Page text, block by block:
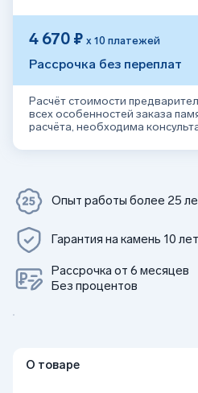
4 670 ₽ х 10 платежей
Рассрочка без переплат
Расчёт стоимости
всех особенностей заказа
расчёта, необходима
Опыт работы более 25
Гарантия на камень 10 лет
Рассрочка от 6 месяцев
Без процентов
О товаре